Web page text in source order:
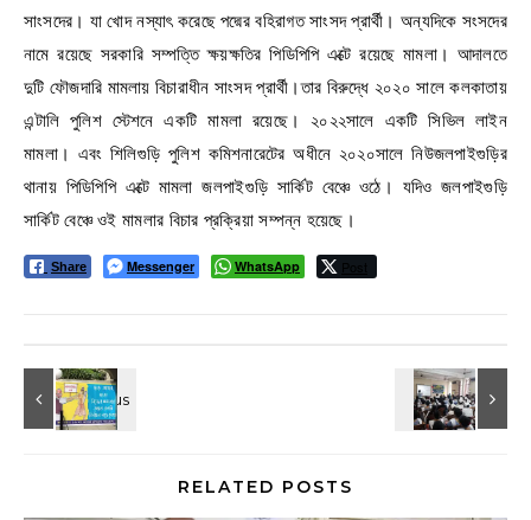
সাংসদের। যা খোদ নস্যাৎ করেছে পদ্মের বহিরাগত সাংসদ প্রার্থী। অন্যদিকে সংসদের
নামে রয়েছে সরকারি সম্পত্তি ক্ষয়ক্ষতির পিডিপিপি এক্টে রয়েছে মামলা। আদালতে
দুটি ফৌজদারি মামলায় বিচারাধীন সাংসদ প্রার্থী।তার বিরুদ্ধে ২০২০ সালে কলকাতায়
এন্টালি পুলিশ স্টেশনে একটি মামলা রয়েছে। ২০২২সালে একটি সিভিল লাইন
মামলা। এবং শিলিগুড়ি পুলিশ কমিশনারেটের অধীনে ২০২০সালে নিউজলপাইগুড়ির
থানায় পিডিপিপি এক্টে মামলা জলপাইগুড়ি সার্কিট বেঞ্চে ওঠে। যদিও জলপাইগুড়ি
সার্কিট বেঞ্চে ওই মামলার বিচার প্রক্রিয়া সম্পন্ন হয়েছে।
Share Messenger WhatsApp Post
RELATED POSTS